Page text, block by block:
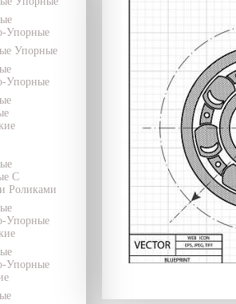
Упорные
Упорные
Упорные
С
Роликами
Упорные
Упорные